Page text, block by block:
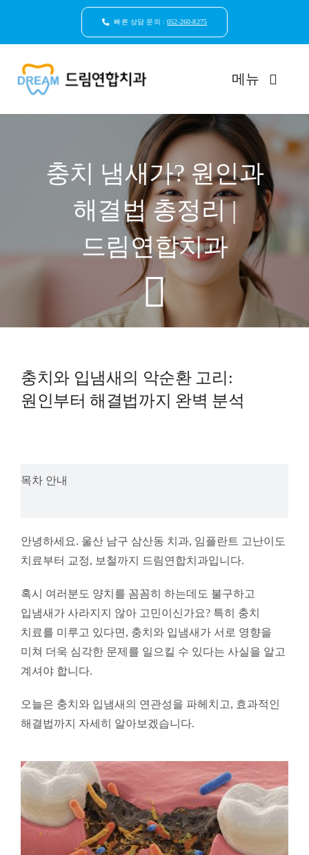
빠른 상담 문의 :052-260-8275
메뉴
드림연합치과 소개
환자안심케어
자연치아보존
임플란트
일반진료
치아교정
충치 냄새가? 원인과
해결법 총정리 |
드림연합치과
충치와 입냄새의 악순환 고리:
원인부터 해결법까지 완벽 분석
목차 안내
안녕하세요. 울산 남구 삼산동 치과, 임플란트 고난이도
치료부터 교정, 보철까지 드림연합치과입니다.
혹시 여러분도 양치를 꼼꼼히 하는데도 불구하고
입냄새가 사라지지 않아 고민이신가요? 특히 충치
치료를 미루고 있다면, 충치와 입냄새가 서로 영향을
미쳐 더욱 심각한 문제를 일으킬 수 있다는 사실을 알고
계셔야 합니다.
오늘은 충치와 입냄새의 연관성을 파헤치고, 효과적인
해결법까지 자세히 알아보겠습니다.